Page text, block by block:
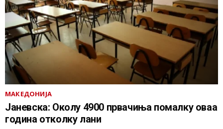
МАКЕДОНИЈА
Јаневска: Околу 4900 првачиња помалку оваа
година отколку лани